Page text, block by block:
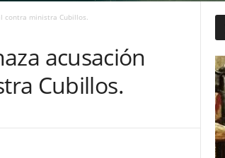
contra ministra Cubillos.
acusación
Cubillos.